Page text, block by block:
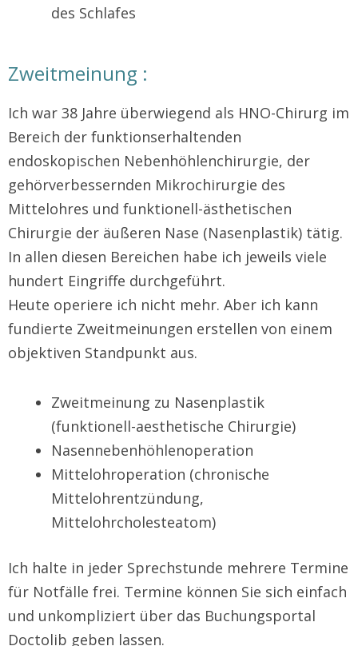
des Schlafes
Zweitmeinung :
Ich war 38 Jahre überwiegend als HNO-Chirurg im
Bereich der funktionserhaltenden
endoskopischen Nebenhöhlenchirurgie, der
gehörverbessernden Mikrochirurgie des
Mittelohres und funktionell-ästhetischen
Chirurgie der äußeren Nase (Nasenplastik) tätig.
In allen diesen Bereichen habe ich jeweils viele
hundert Eingriffe durchgeführt.
Heute operiere ich nicht mehr. Aber ich kann
fundierte Zweitmeinungen erstellen von einem
objektiven Standpunkt aus.
Zweitmeinung zu Nasenplastik
(funktionell-aesthetische Chirurgie)
Nasennebenhöhlenoperation
Mittelohroperation (chronische
Mittelohrentzündung,
Mittelohrcholesteatom)
Ich halte in jeder Sprechstunde mehrere Termine
für Notfälle frei. Termine können Sie sich einfach
und unkompliziert über das Buchungsportal
Doctolib geben lassen.